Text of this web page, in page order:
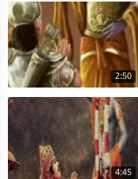
2:50
4:45